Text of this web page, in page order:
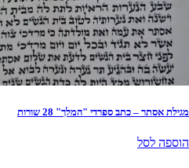
מגילת אסתר – כתב ספרדי "המלך" 28 שורות
הוספה לסל